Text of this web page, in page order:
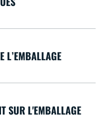
L’EMBALLAGE
SUR L'EMBALLAGE